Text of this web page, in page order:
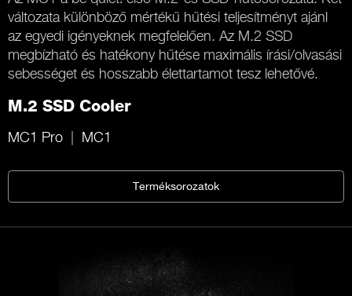
változata különböző mértékű hűtési teljesítményt ajánl
az egyedi igényeknek megfelelően. Az M.2 SSD
megbízható és hatékony hűtése maximális írási/olvasási
sebességet és hosszabb élettartamot tesz lehetővé.
M.2 SSD Cooler
MC1 Pro MC1
Terméksorozatok